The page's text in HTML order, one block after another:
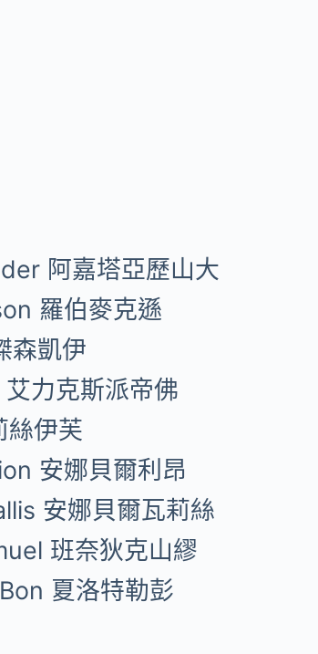
阿嘉塔亞歷山大
羅伯麥克遜
森凱伊
力克斯派帝佛
絲伊芙
安娜貝爾利昂
安娜貝爾瓦莉絲
班奈狄克山繆
夏洛特勒彭